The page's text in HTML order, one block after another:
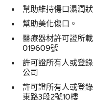
幫助維持傷口濕潤狀
幫助美化傷口。
醫療器材許可證所
019609號
許可證所有人或登
公司
許可證所有人或登
東路3段2號10樓